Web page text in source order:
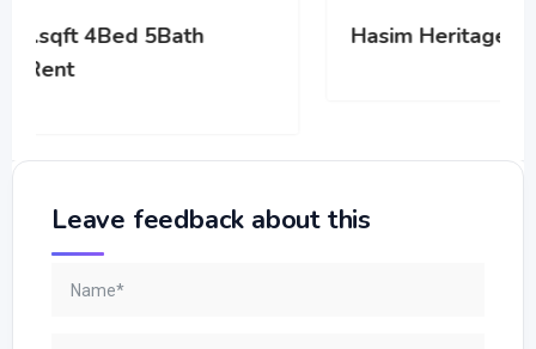
Hasim Heritage
Leave feedback about this